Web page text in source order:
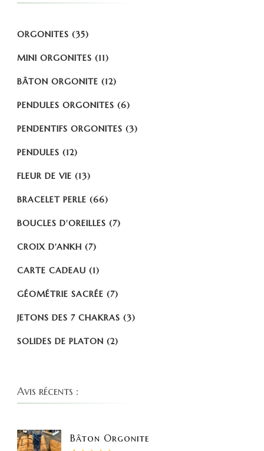
ORGONITES (35)
MINI ORGONITES (11)
BÂTON ORGONITE (12)
PENDULES ORGONITES (6)
PENDENTIFS ORGONITES (3)
PENDULES (12)
FLEUR DE VIE (13)
BRACELET PERLE (66)
BOUCLES D'OREILLES (7)
CROIX D'ANKH (7)
CARTE CADEAU (1)
GÉOMÉTRIE SACRÉE (7)
JETONS DES 7 CHAKRAS (3)
SOLIDES DE PLATON (2)
Avis récents :
Bâton Orgonite